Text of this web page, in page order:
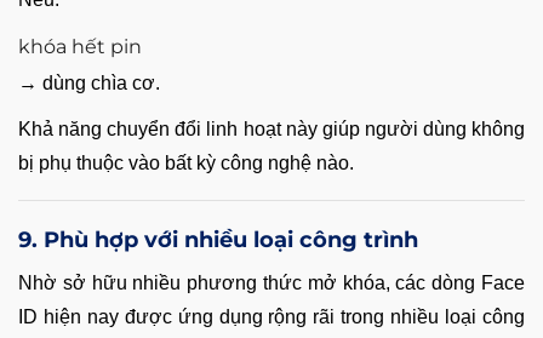
khóa hết pin
→ dùng chìa cơ.
Khả năng chuyển đổi linh hoạt này giúp người dùng không
bị phụ thuộc vào bất kỳ công nghệ nào.
9. Phù hợp với nhiều loại công trình
Nhờ sở hữu nhiều phương thức mở khóa, các dòng Face
ID hiện nay được ứng dụng rộng rãi trong nhiều loại công